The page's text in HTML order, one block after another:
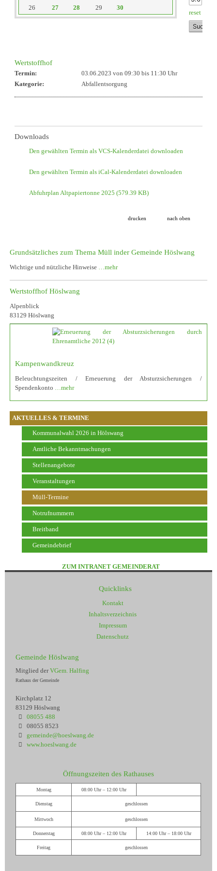
AKTUELLES & TERMINE
Kommunalwahl 2026 in Hölswang
Amtliche Bekanntmachungen
Stellenangebote
Veranstaltungen
Müll-Termine
Notrufnummern
Breitband
Gemeindebrief
26
27 28 29 30
reset
Wertstoffhof
Termin: 03.06.2023 von 09:30 bis 11:30 Uhr
Kategorie:
Abfallentsorgung
Downloads
Den gewählten Termin als VCS-Kalenderdatei downloaden
Den gewählten Termin als iCal-Kalenderdatei downloaden
Abfuhrplan Altpapiertonne 2025 (579.39 KB)
drucken nach oben
Grundsätzliches zum Thema Müll inder Gemeinde Höslwang
Wichtige und nützliche Hinweise …mehr
Wertstoffhof Höslwang
Alpenblick
83129 Höslwang
Kampenwandkreuz
Beleuchtungszeiten / Erneuerung der Absturzsicherungen /
Spendenkonto …mehr
ZUM INTRANET GEMEINDERAT
Quicklinks
Kontakt
Inhaltsverzeichnis
Impressum
Datenschutz
Gemeinde Höslwang
Mitglied derVGem. Halfing
Rathaus der Gemeinde
Kirchplatz 12
83129 Höslwang
08055 488
08055 8523
gemeinde@hoeslwang.de
www.hoeslwang.de
Öffnungszeiten des Rathauses
Montag 08:00 Uhr – 12:00 Uhr
Dienstag geschlossen
Mittwoch geschlossen
Donnerstag 08:00 Uhr – 12:00 Uhr 14:00 Uhr – 18:00 Uhr
Freitag geschlossen